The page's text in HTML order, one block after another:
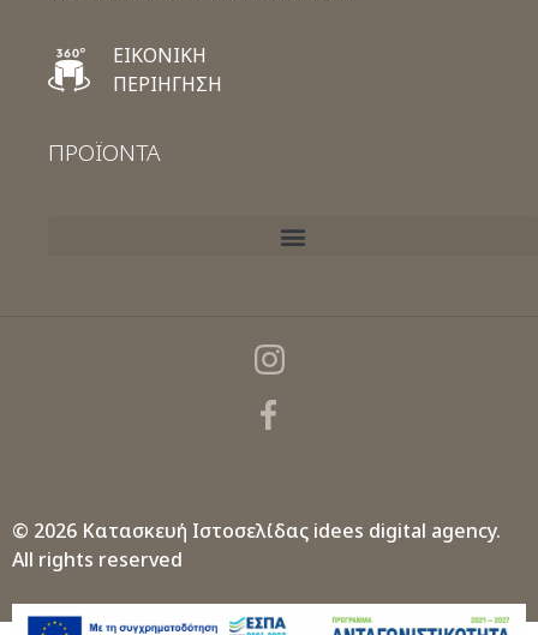
ΕΙΚΟΝΙΚΗ
ΠΕΡΙΗΓΗΣΗ
ΠΡΟΪΟΝΤΑ
© 2026 Κατασκευή Ιστοσελίδας idees digital agency.
All rights reserved